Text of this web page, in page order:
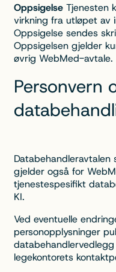
Oppsigelse Tjenesten
virkning fra utløpet av
Oppsigelse sendes
Oppsigelsen gjelder
øvrig WebMed-avtale.
Personvern
Databehandleravtalen
gjelder også for
tjenestespesifikt
KI.
Ved eventuelle
personopplysninger
legekontorets